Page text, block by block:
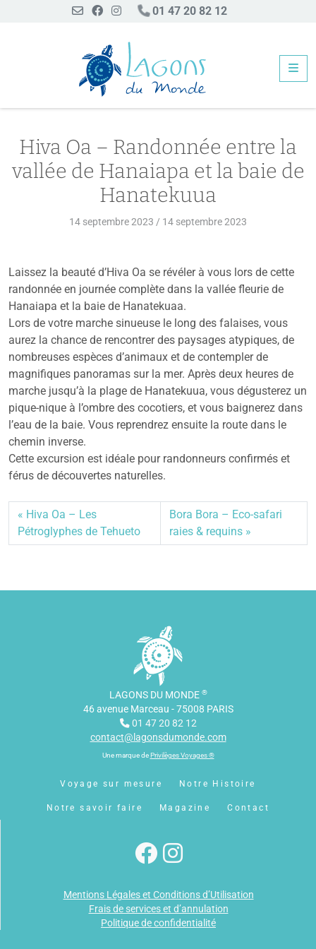
01 47 20 82 12
Hiva Oa – Randonnée entre la vallée de Hanaiapa et
Hiva Oa – Randonnée entre la
vallée de Hanaiapa et la baie de
Hanatekuua
14 septembre 2023 / 14 septembre 2023
Laissez la beauté d’Hiva Oa se révéler à vous lors de cette
randonnée en journée complète dans la vallée fleurie de
Hanaiapa et la baie de Hanatekuaa.
Lors de votre marche sinueuse le long des falaises, vous
aurez la chance de rencontrer des paysages atypiques, de
nombreuses espèces d’animaux et de contempler de
magnifiques panoramas sur la mer. Après deux heures de
marche jusqu’à la plage de Hanatekuua, vous dégusterez un
pique-nique à l’ombre des cocotiers, et vous baignerez dans
l’eau de la baie. Vous reprendrez ensuite la route dans le
chemin inverse.
Cette excursion est idéale pour randonneurs confirmés et
férus de découvertes naturelles.
Hiva Oa – Les
Pétroglyphes de Tehueto
Bora Bora – Eco-safari
raies & requins
LAGONS DU MONDE ®
46 avenue Marceau - 75008 PARIS
01 47 20 82 12
contact@lagonsdumonde.com
Une marque dePrivilèges Voyages ®
Voyage sur mesure Notre Histoire
Notre savoir faire Magazine Contact
Mentions Légales et Conditions d’Utilisation
Frais de services et d’annulation
Politique de confidentialité